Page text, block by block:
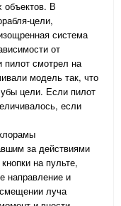
объектов. В
цели,
система
от
пилот смотрел на
модель так, что
цели. Если пилот
если
за действиями
на пульте,
направление и
луча